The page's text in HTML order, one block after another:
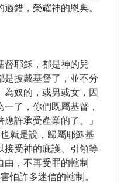
錯，榮耀神的恩典。
督耶穌，都是神的兒
是披戴基督了，並不分
奴的，或男或女，因
了，你們既屬基督，
許承受產業的了。」
就是說，歸屬耶穌基
接受神的庇護、引領等
，不再受罪的轄制
怕許多迷信的轄制。